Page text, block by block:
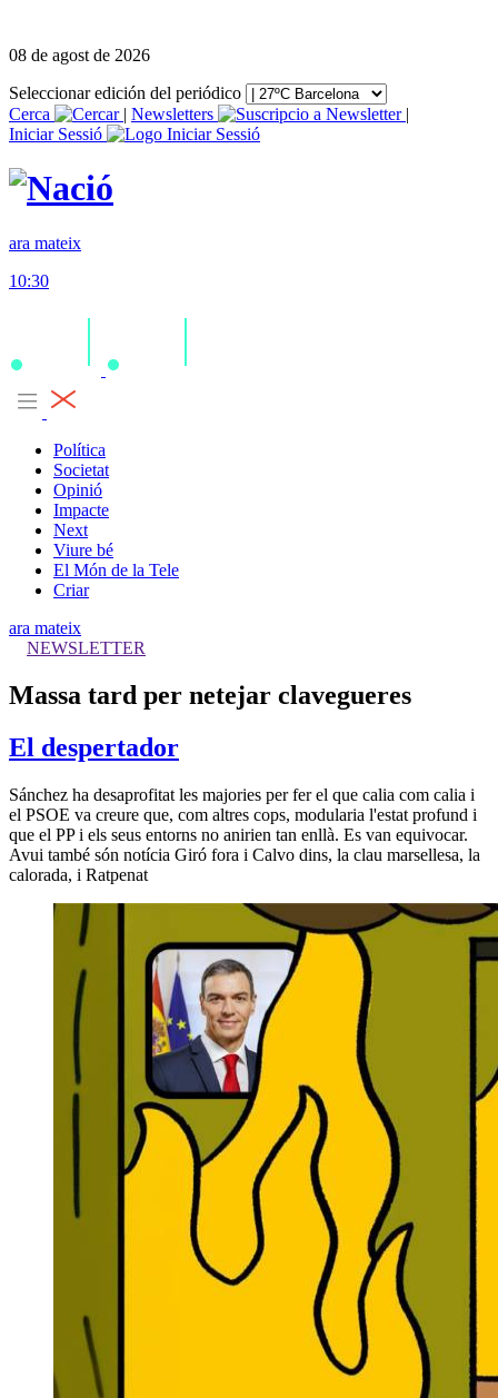
08 de agost de 2026
Seleccionar edición del periódico
Cerca
| Newsletters
|
Iniciar Sessió
ara mateix
10:30
Política
Societat
Opinió
Impacte
Next
Viure bé
El Món de la Tele
Criar
ara mateix
NEWSLETTER
Massa tard per netejar clavegueres
El despertador
Sánchez ha desaprofitat les majories per fer el que calia com calia i
el PSOE va creure que, com altres cops, modularia l'estat profund i
que el PP i els seus entorns no anirien tan enllà. Es van equivocar.
Avui també són notícia Giró fora i Calvo dins, la clau marsellesa, la
calorada, i Ratpenat